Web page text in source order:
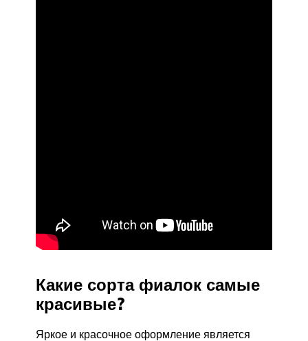
Какие сорта фиалок самые
красивые?
Яркое и красочное оформление является